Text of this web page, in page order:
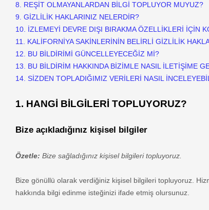
8. REŞİT OLMAYANLARDAN BİLGİ TOPLUYOR MUYUZ?
9. GİZLİLİK HAKLARINIZ NELERDİR?
10. İZLEMEYİ DEVRE DIŞI BIRAKMA ÖZELLİKLERİ İÇİN
11. KALİFORNİYA SAKİNLERİNİN BELİRLİ GİZLİLİK
12. BU BİLDİRİMİ GÜNCELLEYECEĞİZ Mİ?
13. BU BİLDİRİM HAKKINDA BİZİMLE NASIL İLETİŞİME
14. SİZDEN TOPLADIĞIMIZ VERİLERİ NASIL
1. HANGİ BİLGİLERİ TOPLUYORUZ?
Bize açıkladığınız kişisel bilgiler
Özetle: Bize sağladığınız kişisel bilgileri topluyoruz.
Bize gönüllü olarak verdiğiniz kişisel bilgileri topluyoruz.
hakkında bilgi edinme isteğinizi ifade etmiş olursunuz.